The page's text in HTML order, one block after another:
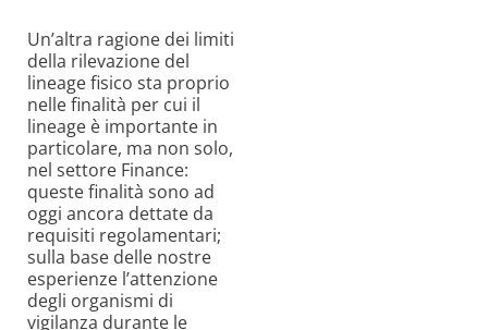
Un’altra ragione dei limiti
della rilevazione del
lineage fisico sta proprio
nelle finalità per cui il
lineage è importante in
particolare, ma non solo,
nel settore Finance:
queste finalità sono ad
oggi ancora dettate da
requisiti regolamentari;
sulla base delle nostre
esperienze l’attenzione
degli organismi di
vigilanza durante le